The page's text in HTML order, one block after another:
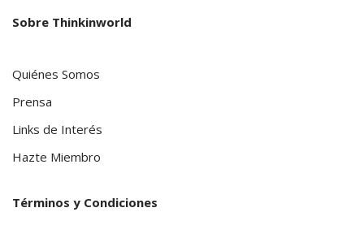
Sobre Thinkinworld
Quiénes Somos
Prensa
Links de Interés
Hazte Miembro
Términos y Condiciones